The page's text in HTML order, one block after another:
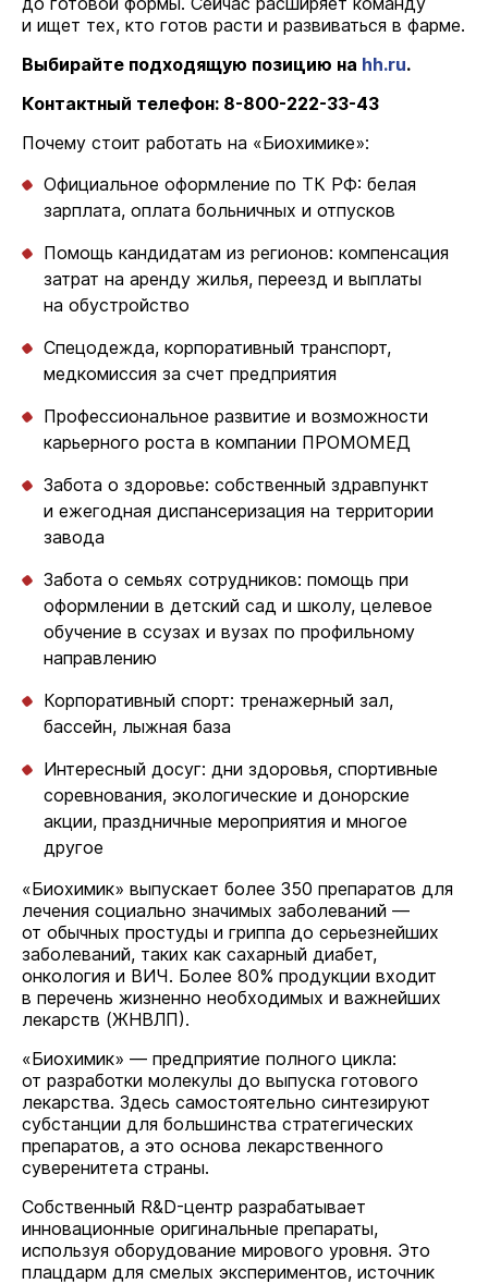
и ищет тех, кто готов расти и развиваться в фарме.
Выбирайте подходящую позицию на hh.ru.
Контактный телефон: 8-800-222-33-43
Почему стоит работать на «Биохимике»:
Официальное оформление по ТК РФ: белая
зарплата, оплата больничных и отпусков
Помощь кандидатам из регионов: компенсация
затрат на аренду жилья, переезд и выплаты
на обустройство
Спецодежда, корпоративный транспорт,
медкомиссия за счет предприятия
Профессиональное развитие и возможности
карьерного роста в компании ПРОМОМЕД
Забота о здоровье: собственный здравпункт
и ежегодная диспансеризация на территории
завода
Забота о семьях сотрудников: помощь при
оформлении в детский сад и школу, целевое
обучение в ссузах и вузах по профильному
направлению
Корпоративный спорт: тренажерный зал,
бассейн, лыжная база
Интересный досуг: дни здоровья, спортивные
соревнования, экологические и донорские
акции, праздничные мероприятия и многое
другое
«Биохимик» выпускает более 350 препаратов для
лечения социально значимых заболеваний —
от обычных простуды и гриппа до серьезнейших
заболеваний, таких как сахарный диабет,
онкология и ВИЧ. Более 80% продукции входит
в перечень жизненно необходимых и важнейших
лекарств (ЖНВЛП).
«Биохимик» — предприятие полного цикла:
от разработки молекулы до выпуска готового
лекарства. Здесь самостоятельно синтезируют
субстанции для большинства стратегических
препаратов, а это основа лекарственного
суверенитета страны.
Собственный R&D-центр разрабатывает
инновационные оригинальные препараты,
используя оборудование мирового уровня. Это
плацдарм для смелых экспериментов, источник